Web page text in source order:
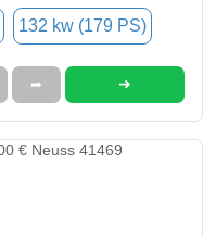
132 kw (179 PS)
➦ ➜